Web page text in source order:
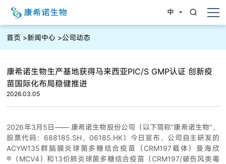
中
首页 >新闻中心 >公司动态
康希诺生物生产基地获得马来西亚PIC/S GMP认证 创新疫
苗国际化布局稳健推进
2026.03.05
2026年3月5日—— 康希诺生物股份公司（以下简称“康希诺生物”，
股票代码：688185.SH，06185.HK）今日宣布，公司自主研发的
ACYW135群脑膜炎球菌多糖结合疫苗（CRM197载体）曼海欣
®（MCV4）和13价肺炎球菌多糖结合疫苗（CRM197/破伤风类毒